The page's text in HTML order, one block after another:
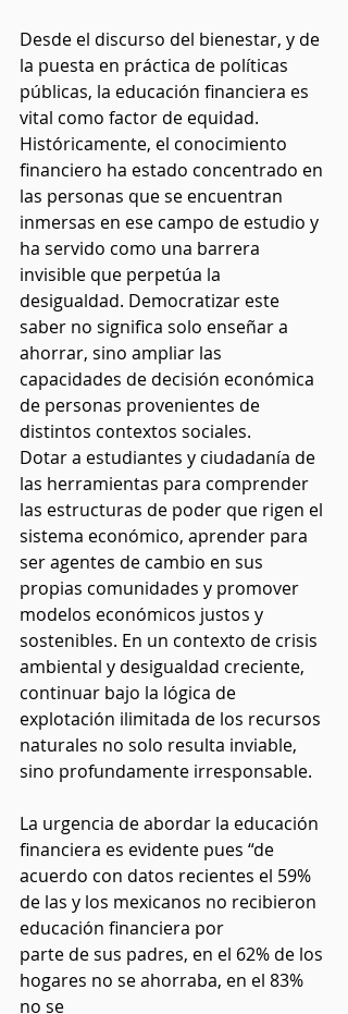
Desde el discurso del bienestar, y de
la puesta en práctica de políticas
públicas, la educación financiera es
vital como factor de equidad.
Históricamente, el conocimiento
financiero ha estado concentrado en
las personas que se encuentran
inmersas en ese campo de estudio y
ha servido como una barrera
invisible que perpetúa la
desigualdad. Democratizar este
saber no significa solo enseñar a
ahorrar, sino ampliar las
capacidades de decisión económica
de personas provenientes de
distintos contextos sociales.
Dotar a estudiantes y ciudadanía de
las herramientas para comprender
las estructuras de poder que rigen el
sistema económico, aprender para
ser agentes de cambio en sus
propias comunidades y promover
modelos económicos justos y
sostenibles. En un contexto de crisis
ambiental y desigualdad creciente,
continuar bajo la lógica de
explotación ilimitada de los recursos
naturales no solo resulta inviable,
sino profundamente irresponsable.
La urgencia de abordar la educación
financiera es evidente pues “de
acuerdo con datos recientes el 59%
de las y los mexicanos no recibieron
educación financiera por
parte de sus padres, en el 62% de los
hogares no se ahorraba, en el 83%
no se